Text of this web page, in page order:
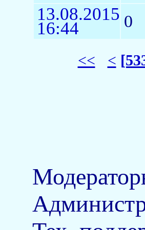
13.08.2015
16:44 0
<< <